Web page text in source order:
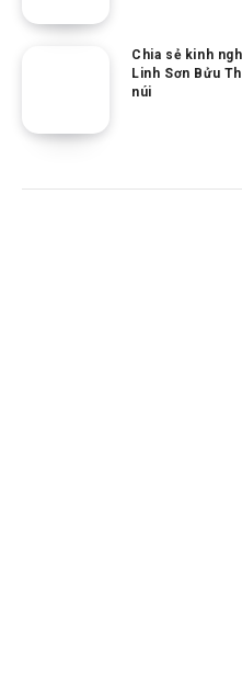
Chia sẻ kinh
Linh Sơn Bửu
núi